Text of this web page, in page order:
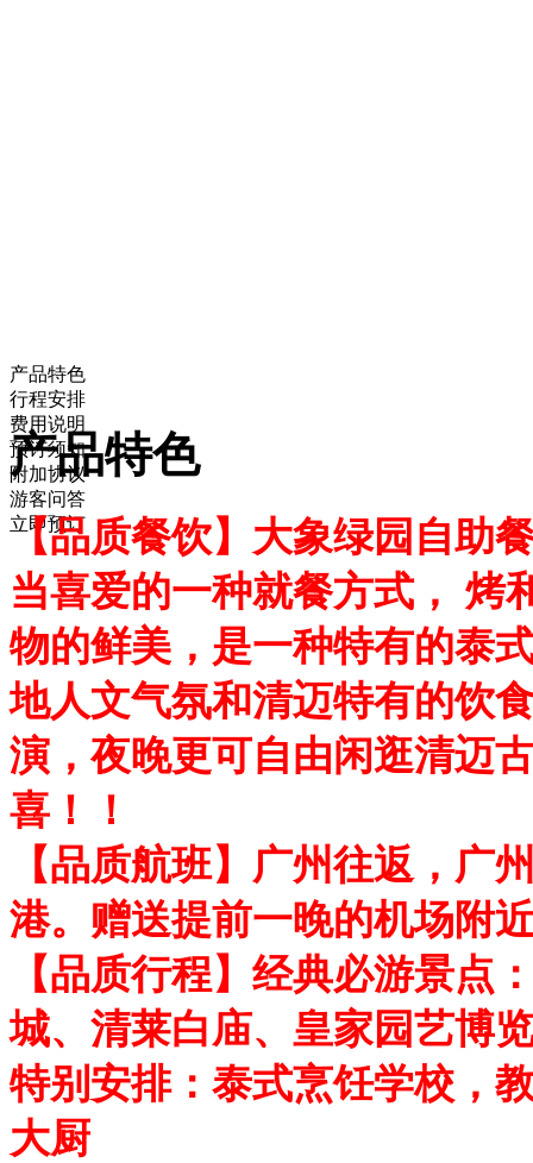
产品特色
行程安排
费用说明
预订须知
附加协议
游客问答
立即预订
产品特色
【品质餐饮】大象绿园自助
当喜爱的一种就餐方式， 烤
物的鲜美，是一种特有的泰
地人文气氛和清迈特有的饮
演，夜晚更可自由闲逛清迈
喜！！
【品质航班】广州往返，广
港。赠送提前一晚的机场附
【品质行程】经典必游景点
城、清莱白庙、皇家园艺博
特别安排：泰式烹饪学校，
大厨